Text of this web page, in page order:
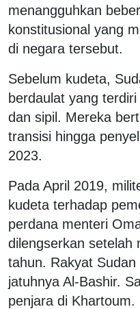
menangguhkan
konstitusional yang
di negara tersebut.
Sebelum kudeta,
berdaulat yang
dan sipil. Mereka
transisi hingga
2023.
Pada April 2019,
kudeta terhadap
perdana menteri
dilengserkan setelah
tahun. Rakyat
jatuhnya Al-Bashir.
penjara di Khartoum.